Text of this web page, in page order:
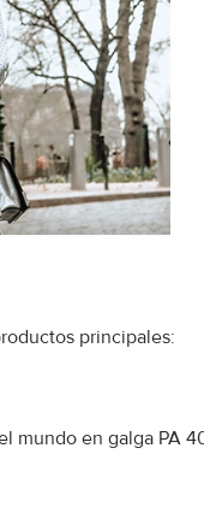
principales:
mundo en galga PA